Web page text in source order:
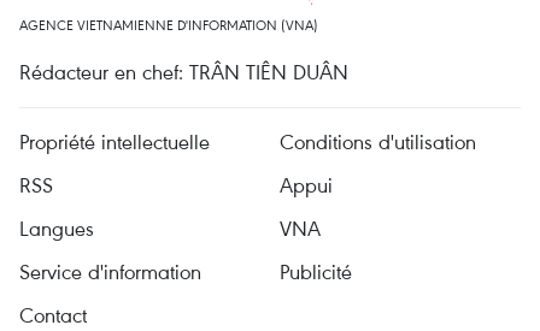
AGENCE VIETNAMIENNE D'INFORMATION (VNA)
Rédacteur en chef: TRÂN TIÊN DUÂN
Propriété intellectuelle
Conditions d'utilisation
RSS
Appui
Langues
VNA
Service d'information
Publicité
Contact